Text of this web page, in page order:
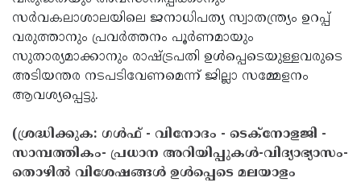
സര്‍വകലാശാലയിലെ ജനാധിപത്യ സ്വാതന്ത്ര്യം ഉറപ്പ്
വരുത്താനും പ്രവര്‍ത്തനം പൂര്‍ണമായും
സുതാര്യമാക്കാനും രാഷ്ട്രപതി ഉള്‍പ്പെടെയുള്ളവരുടെ
അടിയന്തര നടപടിവേണമെന്ന് ജില്ലാ സമ്മേളനം
ആവശ്യപ്പെട്ടു.
(ശ്രദ്ധിക്കുക: ഗൾഫ് - വിനോദം - ടെക്നോളജി -
സാമ്പത്തികം- പ്രധാന അറിയിപ്പുകൾ-വിദ്യാഭ്യാസം-
തൊഴിൽ വിശേഷങ്ങൾ ഉൾപ്പെടെ മലയാളം